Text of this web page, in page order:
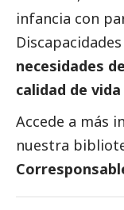
infancia con
Discapacidades
necesidades
calidad de
Accede a más
nuestra